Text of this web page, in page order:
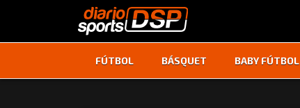
FÚTBOL BÁSQUET BABY FÚTBOL